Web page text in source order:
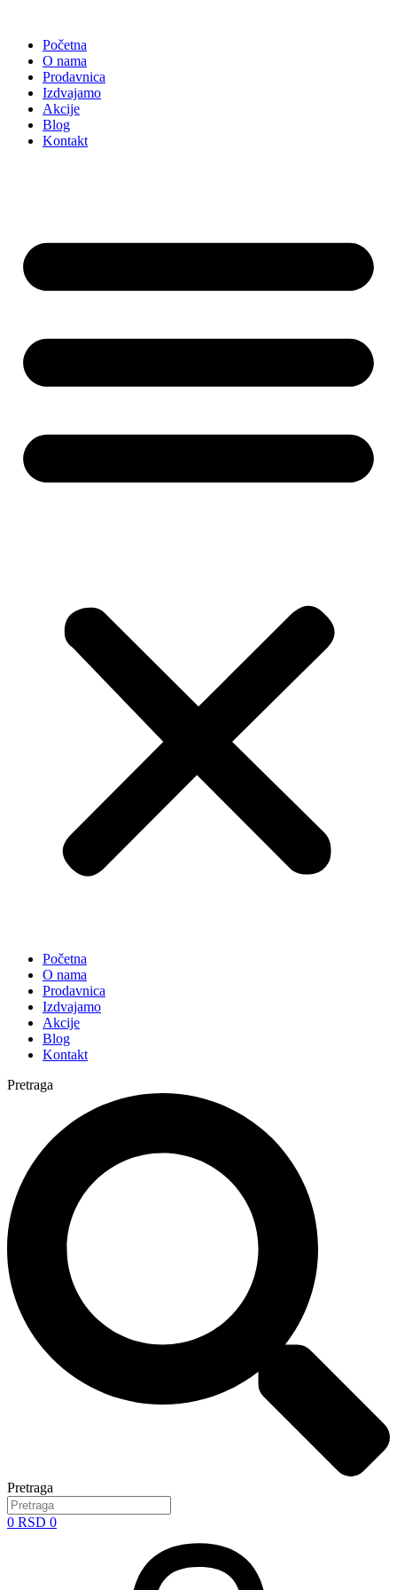
sadržajPočetna
O nama
Prodavnica
Izdvajamo
Akcije
Blog
Kontakt
Početna
O nama
Prodavnica
Izdvajamo
Akcije
Blog
Kontakt
Pretraga
Pretraga
0 RSD 0